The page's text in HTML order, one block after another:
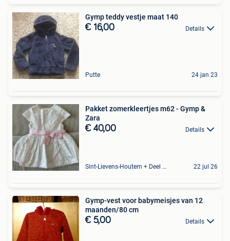
Gymp teddy vestje maat 140
€ 16,00 Details
Putte 24 jan 23
Pakket zomerkleertjes m62 - Gymp &
Zara
€ 40,00 Details
Sint-Lievens-Houtem + Deel Oombergen 22 jul 26
Gymp-vest voor babymeisjes van 12
maanden/80 cm
€ 5,00 Details